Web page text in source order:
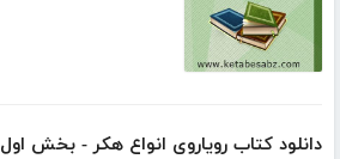
دانلود کتاب رویاروی انواع هکر - بخش اول